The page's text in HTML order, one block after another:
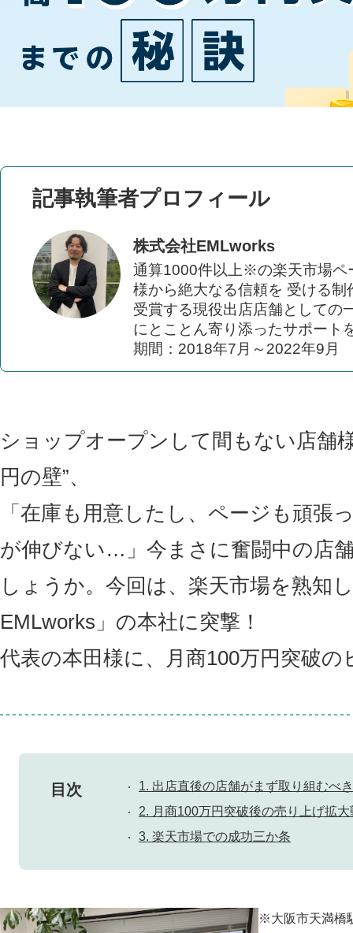
記事執筆者プロフィール
株式会社EMLworks
通算1000件以上※の楽天市場ペ
様から絶大なる信頼を 受ける
受賞する現役出店店舗としての
にとことん寄り添ったサポー
期間：2018年7月～2022年9月
ショップオープンして間もない店舗
円の壁”、
「在庫も用意したし、ページも頑張
が伸びない…」今まさに奮闘中の店
しょうか。今回は、楽天市場を熟知
EMLworks」の本社に突撃！
代表の本田様に、月商100万円突破
目次
1. 出店直後の店舗がまず取り組むべ
2. 月商100万円突破後の売り上げ拡大
3. 楽天市場での成功三か条
※大阪市天満橋